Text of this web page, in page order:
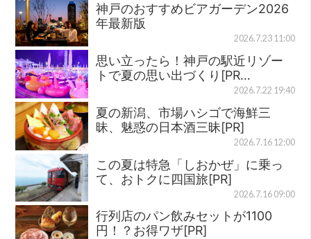
神戸のおすすめビアガーデン2026
年最新版
2026.7.23 11:00
思い立ったら！神戸の駅近リゾー
トで夏の思い出づくり[PR…
2026.7.22 19:40
夏の新潟、市場ハシゴで海鮮三
昧、魅惑の日本酒三昧[PR]
2026.7.16 12:00
この夏は特急「しおかぜ」に乗っ
て、おトクに四国旅[PR]
2026.7.16 09:00
行列店のパン飲みセットが1100
円！？お得ワザ[PR]